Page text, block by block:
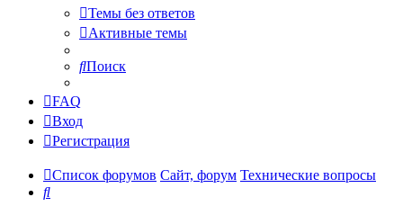
Темы без ответов
Активные темы
Поиск
FAQ
Вход
Регистрация
Список форумов Сайт, форум Технические вопросы
Поиск